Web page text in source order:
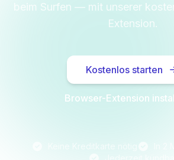
beim Surfen — mit unserer
Extension.
Kostenlos starten
Browser-Extension